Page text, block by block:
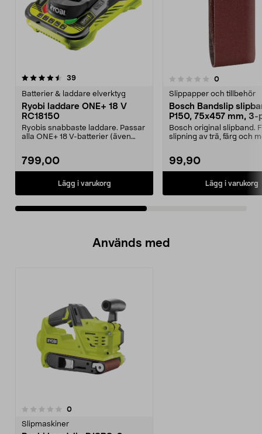
39recensioner
Batterier & laddare elverktyg
Ryobi laddare ONE+ 18 V
RC18150
Ryobis snabbaste laddare. Passar
alla ONE+ 18 V-batterier (även
799,00
Lägg i varukorg
0.0 av 5 stjärnor 0recensioner
Slippapper och tillbehör
Bosch Bandslip
P150, 75x457 mm, 3-
Bosch original slipband.
slipning av trä, färg och
99,90
Lägg i varukorg
0.0 av 5 stjärnor
Används med
0recensioner
Slipmaskiner